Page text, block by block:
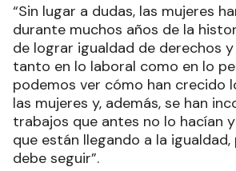
“Sin lugar a dudas, las mujeres
durante muchos años de la
de lograr igualdad de derechos
tanto en lo laboral como en lo
podemos ver cómo han crecido
las mujeres y, además, se han
trabajos que antes no lo hacían
que están llegando a la igualdad,
debe seguir”.